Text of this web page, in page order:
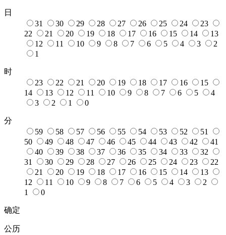
日
31
30 29 28 27 26 25 24
23
22
21 20 19 18 17 16 15 14
13
12
11 10 9 8 7 6 5 4 3
2
1
时
23
22 21 20 19 18 17 16
15
14
13 12 11 10 9 8 7 6 5
4
3
2 1 0
分
59
58 57 56 55 54 53 52
51
50
49 48 47 46 45 44 43 42
41
40
39 38 37 36 35 34 33
32
31
30 29 28 27 26 25 24 23
22
21
20 19 18 17 16 15 14
13
12
11 10 9 8 7 6 5 4 3
2
1
0
确定
公历